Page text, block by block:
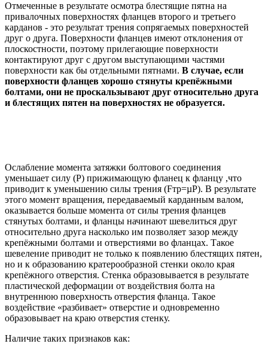
Отмеченные в результате осмотра блестящие пятна на
привалочных поверхностях фланцев второго и третьего
карданов - это результат трения сопрягаемых поверхностей
друг о друга. Поверхности фланцев имеют отклонения от
плоскостности, поэтому прилегающие поверхности
контактируют друг с другом выступающими частями
поверхности как бы отдельными пятнами. В случае, если
поверхности фланцев хорошо стянуты крепёжными
болтами, они не проскальзывают друг относительно друга
и блестящих пятен на поверхностях не образуется.
Ослабление момента затяжки болтового соединения
уменьшает силу (Р) прижимающую фланец к фланцу ,что
приводит к уменьшению силы трения (Fтр=µР). В результате
этого момент вращения, передаваемый карданным валом,
оказывается больше момента от силы трения фланцев
стянутых болтами, и фланцы начинают шевелиться друг
относительно друга насколько им позволяет зазор между
крепёжными болтами и отверстиями во фланцах. Такое
шевеление приводит не только к появлению блестящих пятен,
но и к образованию кратерообразной стенки около края
крепёжного отверстия. Стенка образовывается в результате
пластической деформации от воздействия болта на
внутреннюю поверхность отверстия фланца. Такое
воздействие «разбивает» отверстие и одновременно
образовывает на краю отверстия стенку.
Наличие таких признаков как: